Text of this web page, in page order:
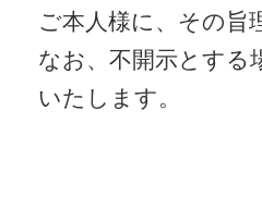
ご本人様に、その旨
なお、不開示とする
いたします。